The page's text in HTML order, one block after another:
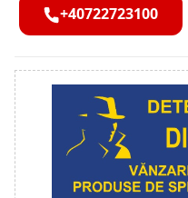
+40722723100